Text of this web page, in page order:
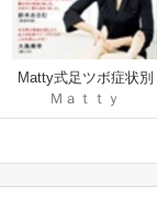
Matty式足ツボ症状別
7日間プログラム
Ｍａｔｔｙ